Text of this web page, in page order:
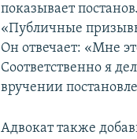
показывает
«Публичные
Он отвечает: «Мне
Соответственно я
вручении
Адвокат также